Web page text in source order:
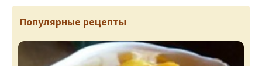
Популярные рецепты